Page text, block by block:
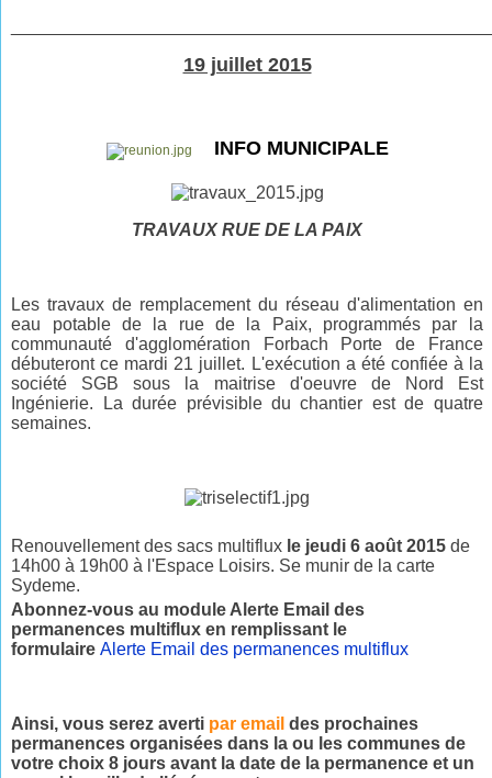
19 juillet 2015
INFO MUNICIPALE
TRAVAUX RUE DE LA PAIX
Les travaux de remplacement du réseau d'alimentation en
eau potable de la rue de la Paix, programmés par la
communauté d'agglomération Forbach Porte de France
débuteront ce mardi 21 juillet. L'exécution a été confiée à la
société SGB sous la maitrise d'oeuvre de Nord Est
Ingénierie.
La durée prévisible du chantier est de quatre
semaines.
Renouvellement des sacs multiflux le jeudi 6 août 2015 de
14h00 à 19h00 à l'Espace Loisirs. Se munir de la carte
Sydeme.
Abonnez-vous au module Alerte Email des
permanences multiflux en remplissant le
formulaire Alerte Email des permanences multiflux
Ainsi, vous serez averti par email des prochaines
permanences organisées dans la ou les communes de
votre choix 8 jours avant la date de la permanence et un